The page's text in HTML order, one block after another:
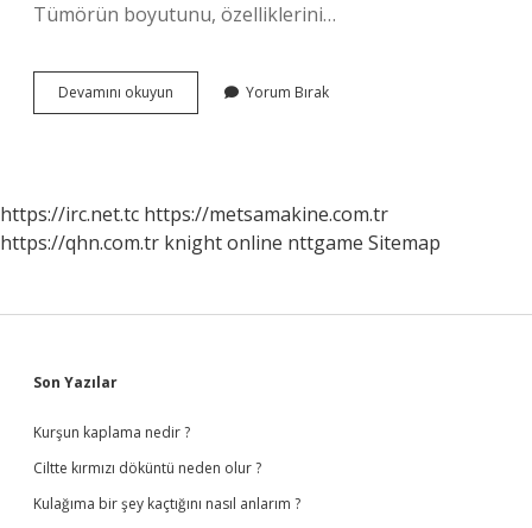
Tümörün boyutunu, özelliklerini…
Devamını okuyun Anjanbman
Mı
Yorum Bırak
https://irc.net.tc https://metsamakine.com.tr
https://qhn.com.tr knight online nttgame Sitemap
Sidebar
Son Yazılar
Kurşun kaplama nedir ?
Ciltte kırmızı döküntü neden olur ?
Kulağıma bir şey kaçtığını nasıl anlarım ?